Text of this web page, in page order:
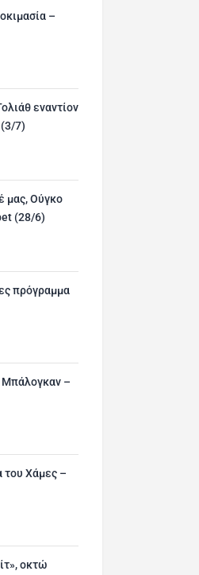
–
εναντίον
7)
μας, Ούγκο
(28/6)
πρόγραμμα
Μπάλογκαν –
του Χάμες –
οκτώ